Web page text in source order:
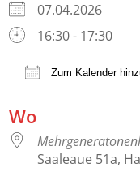
07.04.2026
16:30 - 17:30
Zum Kalender
Wo
Saaleaue 51a,